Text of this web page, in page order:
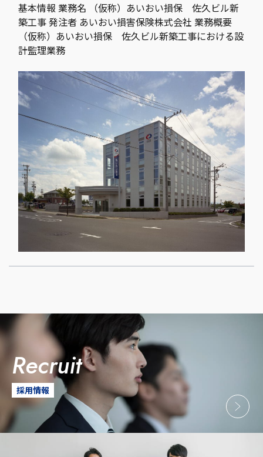
基本情報 業務名 （仮称）あいおい損保 佐久ビル新
築工事 発注者 あいおい損害保険株式会社 業務概要
（仮称）あいおい損保 佐久ビル新築工事における設
計監理業務
recruit
採用情報